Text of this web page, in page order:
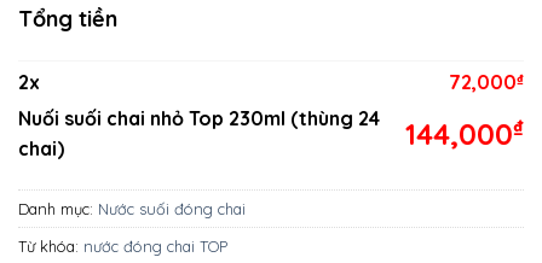
Tổng tiền
2x 72,000₫
Nuối suối chai nhỏ Top 230ml (thùng 24
chai)
144,000₫
Danh mục: Nước suối đóng chai
Từ khóa: nước đóng chai TOP